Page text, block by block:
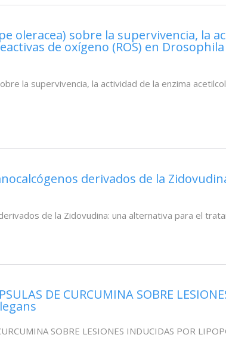
oleracea) sobre la supervivencia, la
de oxígeno (ROS) en
la supervivencia, la actividad de la enzima
derivados de la
de la Zidovudina: una alternativa para el
DE CURCUMINA SOBRE
SOBRE LESIONES INDUCIDAS POR